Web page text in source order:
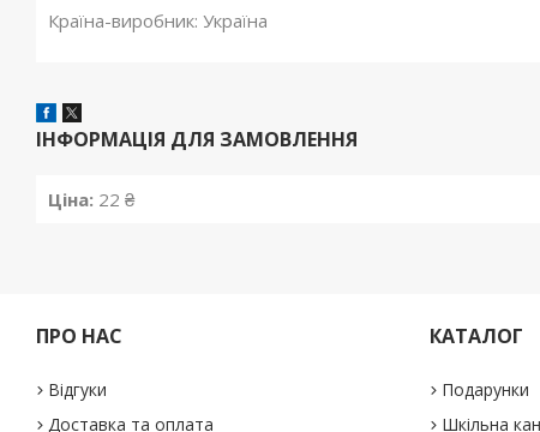
Країна-виробник: Україна
ІНФОРМАЦІЯ ДЛЯ ЗАМОВЛЕННЯ
Ціна: 22 ₴
ПРО НАС
Відгуки
Доставка та оплата
КАТАЛОГ
Подарунки
Шкільна